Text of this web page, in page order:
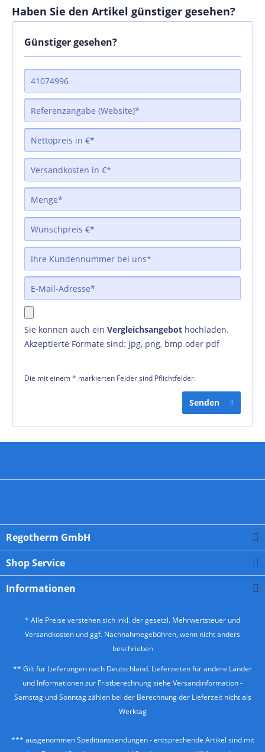
Haben Sie den Artikel günstiger gesehen?
Günstiger gesehen?
Sie können auch ein Vergleichsangebot hochladen.
Akzeptierte Formate sind: jpg, png, bmp oder pdf
Die mit einem * markierten Felder sind Pflichtfelder.
Senden
Regotherm GmbH
Shop Service
Informationen
* Alle Preise verstehen sich inkl. der gesetzl. Mehrwertsteuer und
Versandkosten und ggf. Nachnahmegebühren, wenn nicht anders
beschrieben
** Gilt für Lieferungen nach Deutschland. Lieferzeiten für andere Länder
und Informationen zur Fristberechnung siehe Versandinformation-
Samstag und Sonntag zählen bei der Berechnung der Lieferzeit nicht als
Werktag
*** ausgenommen Speditionssendungen - entsprechende Artikel sind mit